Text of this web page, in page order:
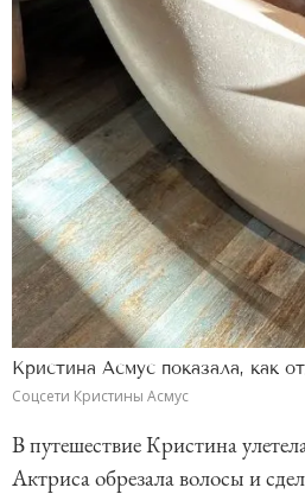
Кристина Асмус показала, как
Соцсети Кристины Асмус
В путешествие Кристина
Актриса обрезала волосы и